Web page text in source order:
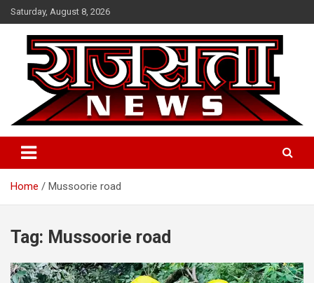
Skip
to
content
Saturday, August 8, 2026
Raj Satta News
Home Mussoorie road
Tag: Mussoorie road